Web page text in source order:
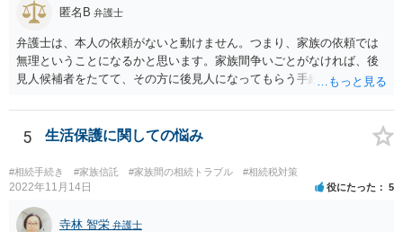
匿名B 弁護士
弁護士は、本人の依頼がないと動けません。つまり、家族の依頼では
無理ということになるかと思います。家族間争いごとがなければ、後
見人候補者をたてて、その方に後見人になってもらう手続をすすめた
5 生活保護に関しての悩み
#相続手続き #家族信託 #家族間の相続トラブル #相続税対策
2022年11月14日 役にたった 5
寺林 智栄 弁護士